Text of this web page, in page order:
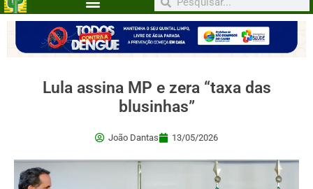
Lula assina MP e zera “taxa das
blusinhas”
João Dantas 13/05/2026